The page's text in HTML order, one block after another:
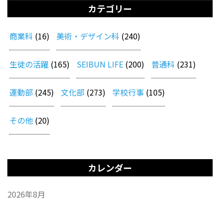
カテゴリー
商業科 (16) 美術・デザイン科 (240)
生徒の活躍 (165) SEIBUN LIFE (200) 普通科 (231)
運動部 (245) 文化部 (273) 学校行事 (105)
その他 (20)
カレンダー
2026年8月